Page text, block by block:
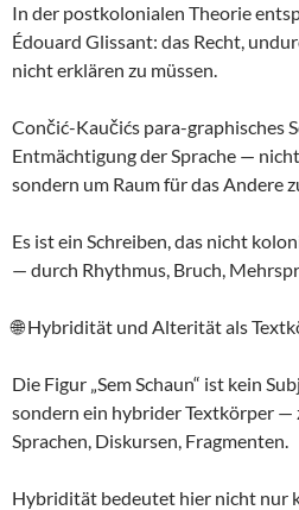
In der postkolonialen Theorie
Édouard Glissant: das Recht,
nicht erklären zu müssen.
Cončić-Kaučićs para-graphisches
Entmächtigung der Sprache —
sondern um Raum für das Andere
Es ist ein Schreiben, das nicht
— durch Rhythmus, Bruch,
🌐 Hybridität und Alterität als
Die Figur „Sem Schaun“ ist kein
sondern ein hybrider Textkörper —
Sprachen, Diskursen, Fragmenten.
Hybridität bedeutet hier nicht nur